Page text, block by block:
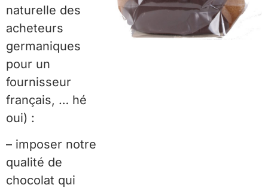
naturelle des
acheteurs
germaniques
pour un
fournisseur
français, … hé
oui) :
– imposer notre
qualité de
chocolat qui